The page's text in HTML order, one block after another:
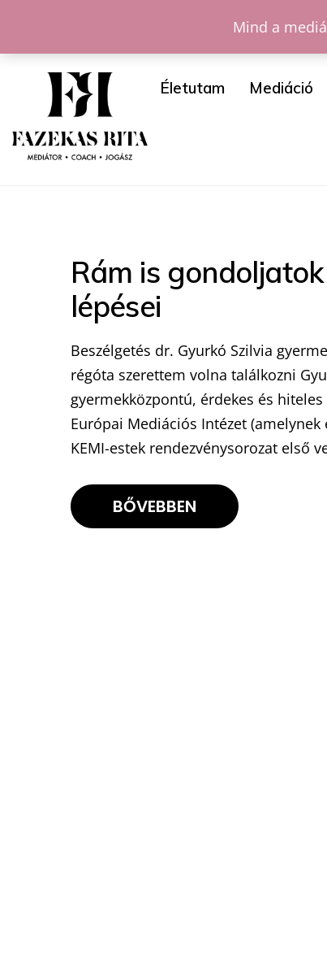
Mind a
Életutam Mediáció
Rám is
lépései
Beszélgetés dr. Gyurkó Szilvia
régóta szerettem volna találkozni
gyermekközpontú, érdekes és
Európai Mediációs Intézet
KEMI-estek rendezvénysorozat első
BŐVEBBEN